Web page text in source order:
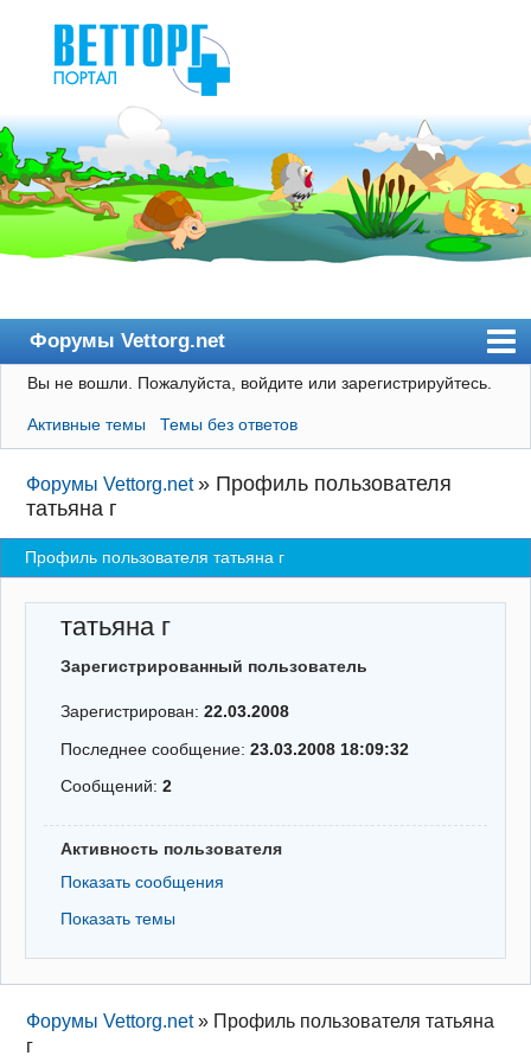
Форумы Vettorg.net
Главная
Пользователи
Правила
Поиск
Регистрация
Вход
Вы не вошли. Пожалуйста, войдите или зарегистрируйтесь.
Активные темы Темы без ответов
Форумы Vettorg.net » Профиль пользователя
татьяна г
Профиль пользователя татьяна г
татьяна г
Зарегистрированный пользователь
Зарегистрирован:22.03.2008
Последнее сообщение:23.03.2008 18:09:32
Сообщений:2
Активность пользователя
Показать сообщения
Показать темы
Форумы Vettorg.net » Профиль пользователя татьяна
г